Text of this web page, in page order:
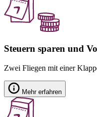
Steuern sparen und
Zwei Fliegen mit einer
Mehr erfahren